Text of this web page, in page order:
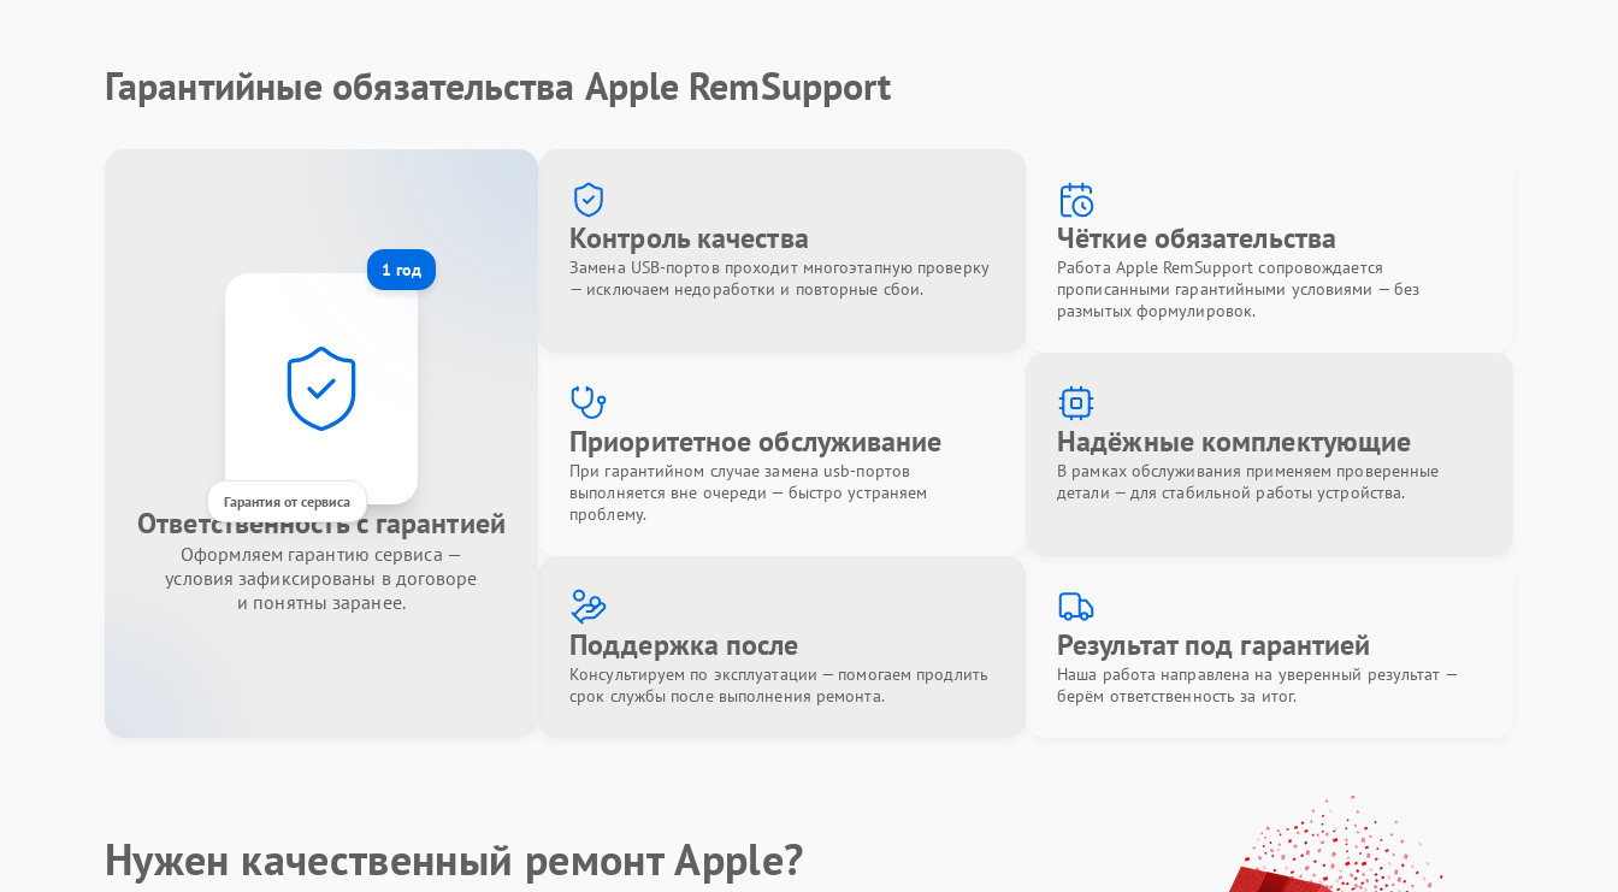
Гарантийные обязательства Apple RemSupport
1 год
Гарантия от сервиса
Ответственность с гарантией
Оформляем гарантию сервиса —
условия зафиксированы в договоре
и понятны заранее.
Контроль качества
Замена USB-портов проходит многоэтапную проверку
— исключаем недоработки и повторные сбои.
Чёткие обязательства
Работа Apple RemSupport сопровождается
прописанными гарантийными условиями — без
размытых формулировок.
Приоритетное обслуживание
При гарантийном случае замена usb-портов
выполняется вне очереди — быстро устраняем
проблему.
Надёжные комплектующие
В рамках обслуживания применяем проверенные
детали — для стабильной работы устройства.
Поддержка после
Консультируем по эксплуатации — помогаем продлить
срок службы после выполнения ремонта.
Результат под гарантией
Наша работа направлена на уверенный результат —
берём ответственность за итог.
Нужен качественный ремонт Apple?